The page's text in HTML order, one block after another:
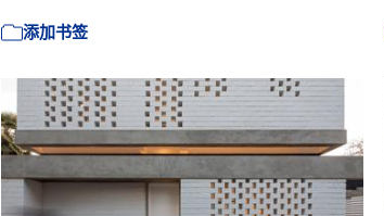
添加书签